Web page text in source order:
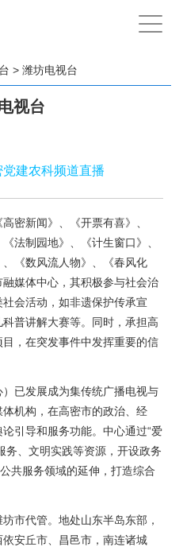
手
机
> 潍坊电视台
视台
党建农科频道直播
密新闻》、《开票有喜》、
法制园地》、《计生窗口》、
、《数风流人物》、《春风化
媒体中心，其积极参与社会治
会活动，如非遗保护传承宣
普讲解大赛等。同时，承担高
，在突发事件中发挥重要的信
已发展成为集传统广播电视与
机构，在高密市的政治、经
引导和服务功能。‌中心通过“爱
务、文明实践等资源，开设政务
共服务领域的延伸，打造综合
市代管。地处山东半岛东部，
安丘市、昌邑市，南连诸城